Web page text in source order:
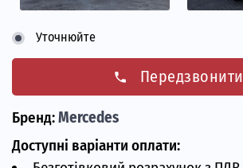
Уточнюйте
phone Передзвонити
Бренд:Mercedes
Доступні варіанти оплати: